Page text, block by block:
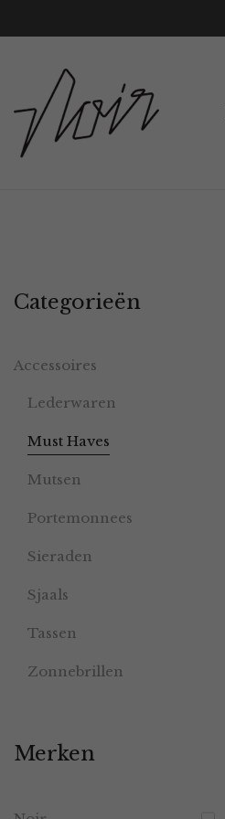
Categorieën
Accessoires
Lederwaren
Must Haves
Mutsen
Portemonnees
Sieraden
Sjaals
Tassen
Zonnebrillen
Merken